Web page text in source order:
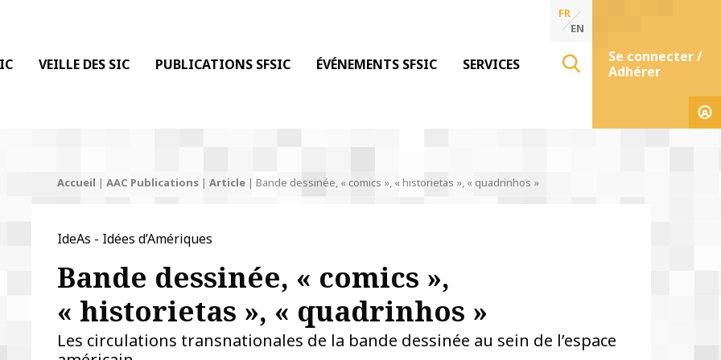
LA COMMUNICATION
VEILLE DES SIC PUBLICATIONS SFSIC ÉVÉNEMENTS SFSIC SERVICES
FR
EN
Se connecter /
Adhérer
Accueil | AAC Publications| Article| Bande dessinée, « comics », « historietas », « quadrinhos »
IdeAs - Idées d’Amériques
Bande dessinée, « comics »,
« historietas », « quadrinhos »
Les circulations transnationales de la bande dessinée au sein de l’espace